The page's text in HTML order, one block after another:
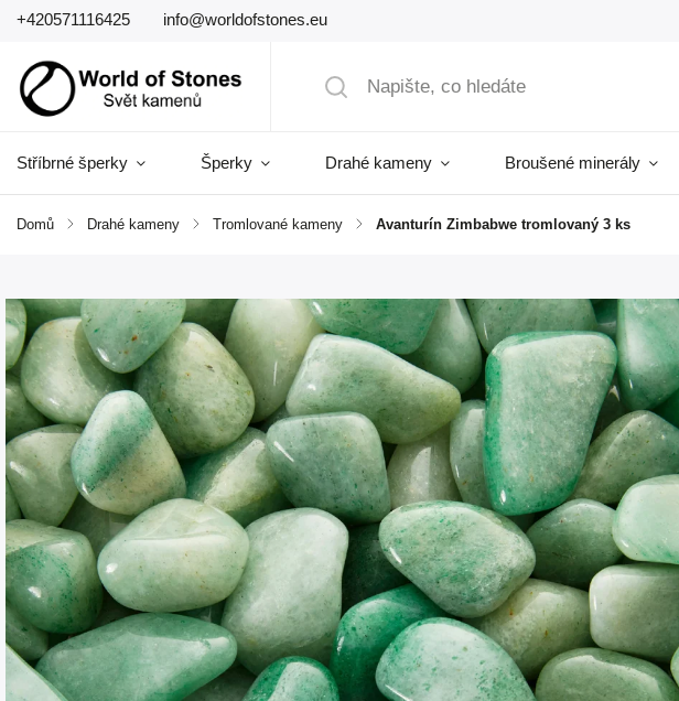
+420571116425 info@worldofstones.eu
Stříbrné šperky Šperky Drahé kameny Broušené minerály
Domů / Drahé kameny / Tromlované kameny / Avanturín Zimbabwe tromlovaný 3 ks